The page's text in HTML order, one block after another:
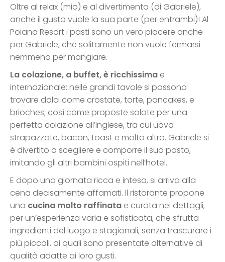
Oltre al relax (mio) e al divertimento (di Gabriele),
anche il gusto vuole la sua parte (per entrambi)! Al
Poiano Resort i pasti sono un vero piacere anche
per Gabriele, che solitamente non vuole fermarsi
nemmeno per mangiare.
La colazione, a buffet, è ricchissima e
internazionale: nelle grandi tavole si possono
trovare dolci come crostate, torte, pancakes, e
brioches; così come proposte salate per una
perfetta colazione all’inglese, tra cui uova
strapazzate, bacon, toast e molto altro. Gabriele si
è divertito a scegliere e comporre il suo pasto,
imitando gli altri bambini ospiti nell’hotel.
E dopo una giornata ricca e intesa, si arriva alla
cena decisamente affamati. Il ristorante propone
una cucina molto raffinata e curata nei dettagli,
per un’esperienza varia e sofisticata, che sfrutta
ingredienti del luogo e stagionali, senza trascurare i
più piccoli, ai quali sono presentate alternative di
qualità adatte ai loro gusti.